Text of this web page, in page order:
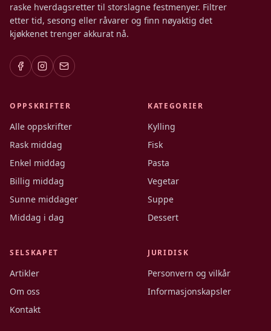
raske hverdagsretter til storslagne festmenyer. Filtrer
etter tid, sesong eller råvarer og finn nøyaktig det
kjøkkenet trenger akkurat nå.
OPPSKRIFTER
Alle oppskrifter
Rask middag
Enkel middag
Billig middag
Sunne middager
Middag i dag
KATEGORIER
Kylling
Fisk
Pasta
Vegetar
Suppe
Dessert
SELSKAPET
Artikler
Om oss
Kontakt
JURIDISK
Personvern og vilkår
Informasjonskapsler